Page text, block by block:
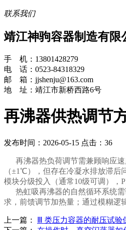
联系我们
靖江神驹容器制造有限
手 机：13801428279
电 话：0523-84318329
邮 箱：jjshenju@163.com
地 址：靖江市新桥西路6号
再沸器供热调节
发布时间：2026-05-15 点击：36
再沸器热负荷调节需兼顾响应速
（±1℃），但存在冷凝水排放滞
模块分级投入（通常10级可调），
热虹吸再沸器的自然循环系统需
求，前馈调节加热量；通过模糊逻
上一篇：
Ⅲ 类压力容器的耐压试